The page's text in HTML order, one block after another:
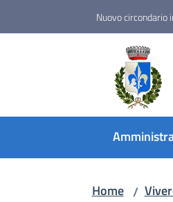
Nuovo circondario
Home /